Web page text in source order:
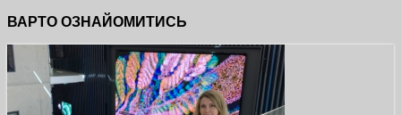
ВАРТО ОЗНАЙОМИТИСЬ